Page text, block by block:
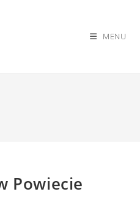
MENU
Powiecie